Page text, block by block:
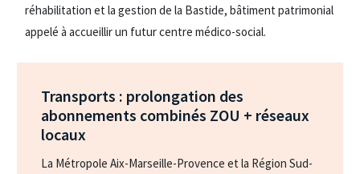
réhabilitation et la gestion de la Bastide, bâtiment patrimonial
appelé à accueillir un futur centre médico-social.
Transports : prolongation des
abonnements combinés ZOU + réseaux
locaux
La Métropole Aix-Marseille-Provence et la Région Sud-